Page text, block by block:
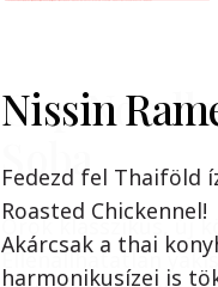
Cup
Soba
Örök klasszikus, új
Ellenállhatatlan
Nissin
Fedezd fel Thaiföld
Roasted Chickennel!
Akárcsak a thai
harmonikusízei is